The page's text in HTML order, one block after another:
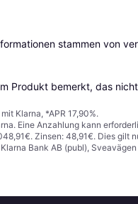
stammen von
Produkt bemerkt, das
Klarna, *APR 17,90%.
Eine Anzahlung kann
Zinsen: 48,91€. Dies
Bank AB (publ),